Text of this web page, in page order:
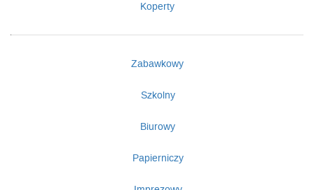
Koperty
Zabawkowy
Szkolny
Biurowy
Papierniczy